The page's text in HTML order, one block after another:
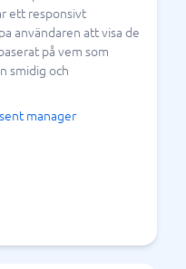
ett responsivt
användaren att visa de
på vem som
smidig och
manager